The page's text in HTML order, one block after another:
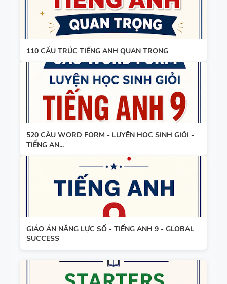
110 CẤU TRÚC TIẾNG ANH QUAN TRỌNG
520 CÂU WORD FORM - LUYỆN HỌC SINH GIỎI -
TIẾNG AN...
GIÁO ÁN NĂNG LỰC SỐ - TIẾNG ANH 9 - GLOBAL
SUCCESS